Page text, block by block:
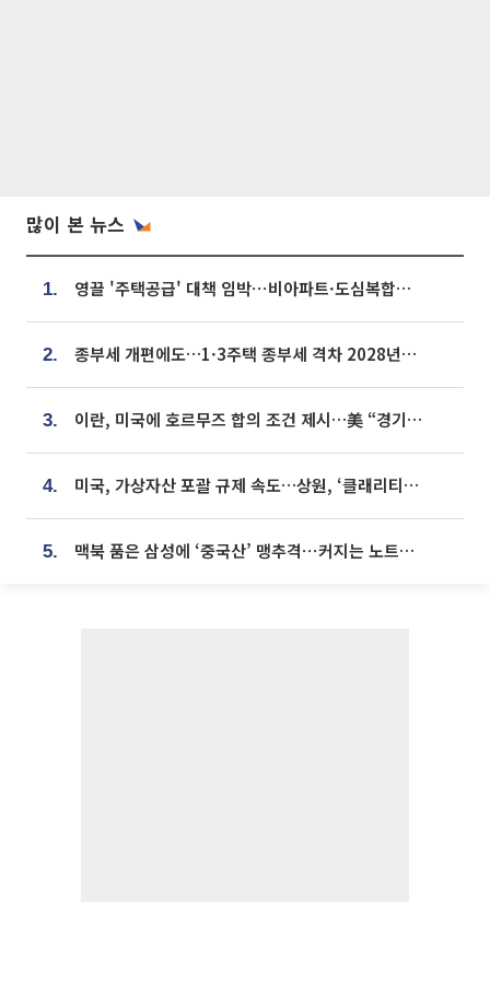
많이 본 뉴스
1. 영끌 '주택공급' 대책 임박⋯비아파트·도심복합까지 총동원
2. 종부세 개편에도…1·3주택 종부세 격차 2028년부터 확대
3. 이란, 미국에 호르무즈 합의 조건 제시…美 “경기 아직 안 끝나” [종합]
4. 미국, 가상자산 포괄 규제 속도…상원, ‘클래리티법’ 9월 절차투표 추진
5. 맥북 품은 삼성에 ‘중국산’ 맹추격⋯커지는 노트북 OLED 시장